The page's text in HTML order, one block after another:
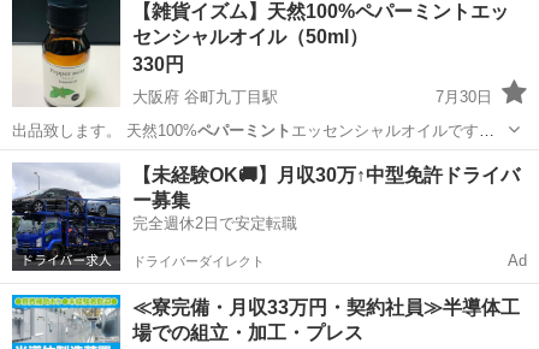
【雑貨イズム】天然100%ペパーミントエッ
センシャルオイル（50ml）
330円
大阪府 谷町九丁目駅
7月30日
出品致します。 天然100%ペパーミント エッセンシャルオイルです。
合成…
大阪 大阪市 谷町九丁目駅 芳香剤、消臭剤
【未経験OK🚚】月収30万↑中型免許ドライバ
ー募集
完全週休2日で安定転職
ドライバーダイレクト Ad
≪寮完備・月収33万円・契約社員≫半導体工
場での組立・加工・プレス